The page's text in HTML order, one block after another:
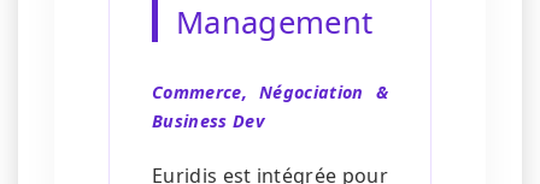
Management
Commerce, Négociation &
Business Dev
Euridis est intégrée pour